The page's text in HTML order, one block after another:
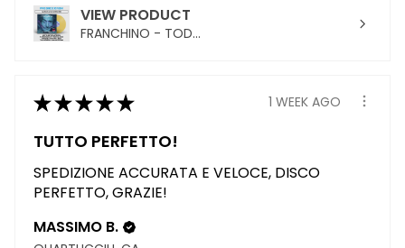
VIEW PRODUCT
FRANCHINO - TOD...
★★★★★ 1 WEEK AGO
TUTTO PERFETTO!
SPEDIZIONE ACCURATA E VELOCE, DISCO
PERFETTO, GRAZIE!
MASSIMO B.